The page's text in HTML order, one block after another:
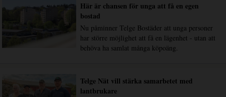
Här är chansen för unga att få en egen
bostad
Nu påminner Telge Bostäder att unga personer
har större möjlighet att få en lägenhet - utan att
behöva ha samlat många köpoäng.
Telge Nät vill stärka samarbetet med
lantbrukare